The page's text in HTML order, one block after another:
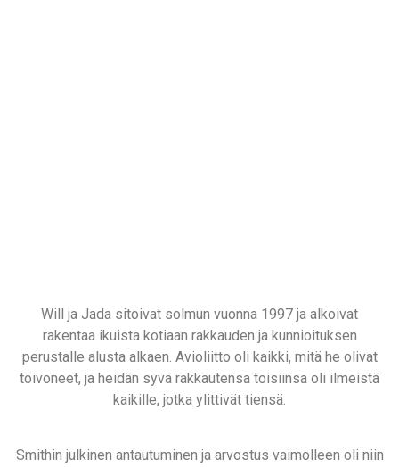
Will ja Jada sitoivat solmun vuonna 1997 ja alkoivat
rakentaa ikuista kotiaan rakkauden ja kunnioituksen
perustalle alusta alkaen. Avioliitto oli kaikki, mitä he olivat
toivoneet, ja heidän syvä rakkautensa toisiinsa oli ilmeistä
kaikille, jotka ylittivät tiensä.
Smithin julkinen antautuminen ja arvostus vaimolleen oli niin